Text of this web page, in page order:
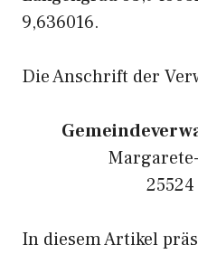
9,636016.
Die Anschrift der
In diesem Artikel